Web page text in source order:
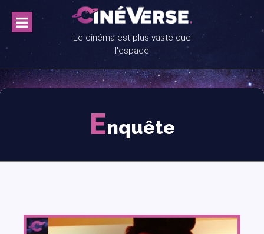
content
Le cinéma est plus vaste que
l'espace
Enquête